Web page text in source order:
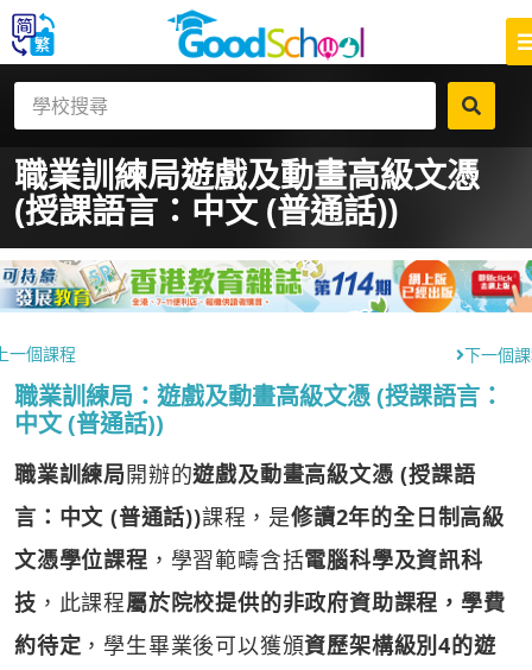
職業訓練局遊戲及動畫高級文憑
(授課語言：中文 (普通話))
一個課程 下一個
職業訓練局：遊戲及動畫高級文憑 (授課語言：
中文 (普通話))
職業訓練局開辦的遊戲及動畫高級文憑 (授課語
言：中文 (普通話))課程，是修讀2年的全日制高級
文憑學位課程 ，學習範疇含括電腦科學及資訊科
技 ，此課程屬於院校提供的非政府資助課程，學費
約待定 ，學生畢業後可以獲頒資歷架構級別4的遊